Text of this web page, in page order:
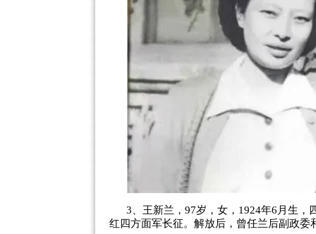
3、王新兰，97岁，女，1924年6月生
红四方面军长征。解放后，曾任兰后副政委